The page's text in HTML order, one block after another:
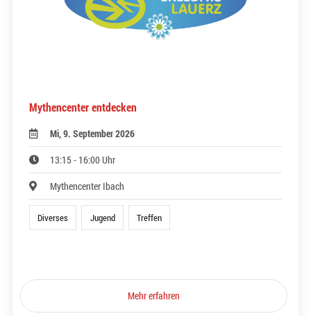
Mythencenter entdecken
Mi, 9. September 2026
13:15 - 16:00 Uhr
Mythencenter Ibach
Diverses Jugend Treffen
Mehr erfahren